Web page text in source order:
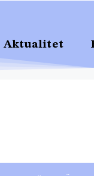
Aktualitet